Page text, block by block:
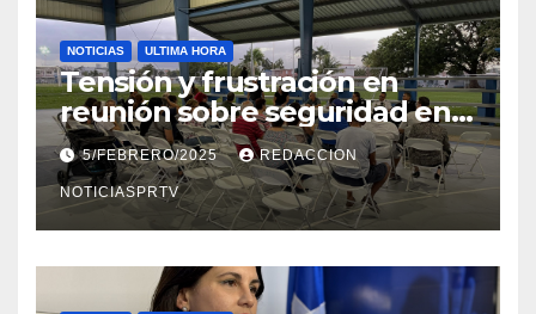
NOTICIAS ULTIMA HORA
Tensión y frustración en
reunión sobre seguridad en
Reparto Metropolitano
5/FEBRERO/2025 REDACCION
NOTICIASPRTV